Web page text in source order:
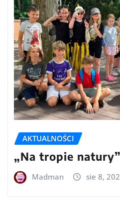
AKTUALNOŚCI
„Na tropie
Madman sie 8,